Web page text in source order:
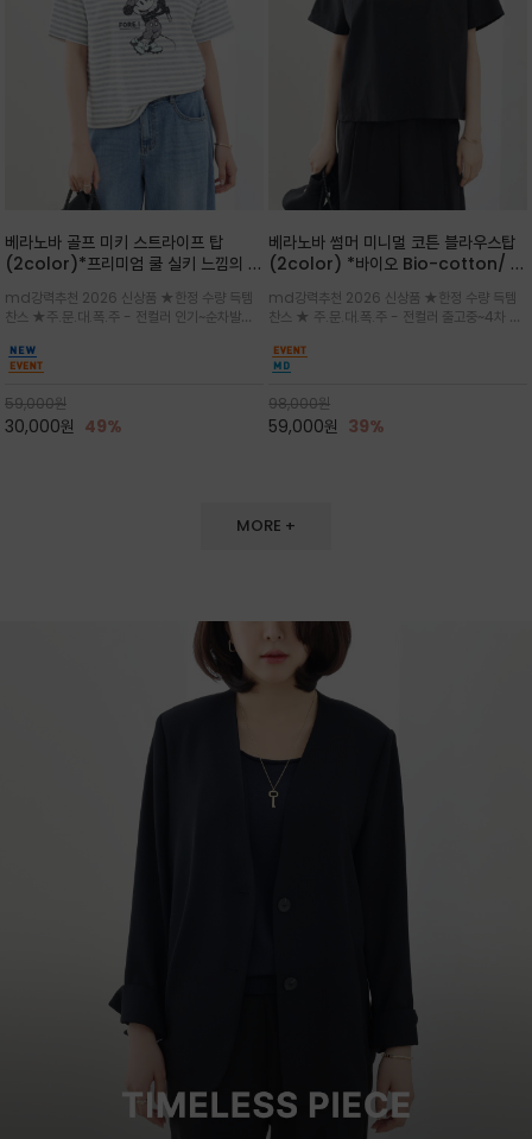
베라노바 골프 미키 스트라이프 탑
(2color)*프리미엄 쿨 실키 느낌의 폴
내 ★골프 미키티 포함 구매및 20만원
넘는 구매고객님께는 타이틀리스트 베라
노바 골프공 2피스 3구 증정(소진시 마
감)★
md강력추천 2026 신상품 ★한정 수량 득템
찬스 ★주.문.대.폭.주 - 전컬러 인기~순차발송
이프가 산뜻한 컬러감을 연출/안정감 있는 라운
드 넥라인과 여유있는 스탠다드 핏으로 여름내내
이쁘게 입으세요 ^^
59,000원
30,000원 49%
베라노바 썸머 미니멀 코튼 블라우스탑
(2color) *바이오 Bio-cotton/ 시
럼 편안하지만 블라우스처럼 단정한 무
드가 느껴지는 코튼 블라우스 탑
md강력추천 2026 신상품 ★한정 수량 득템
찬스 ★ 주.문.대.폭.주 - 전컬러 출고중~4차 리
볍게 퍼지는 박시한 실루엣과 크롭 기장이 하체
를 길어 보이게 해주며 와이드 팬츠와 셋업
98,000원
59,000원 39%
MORE +